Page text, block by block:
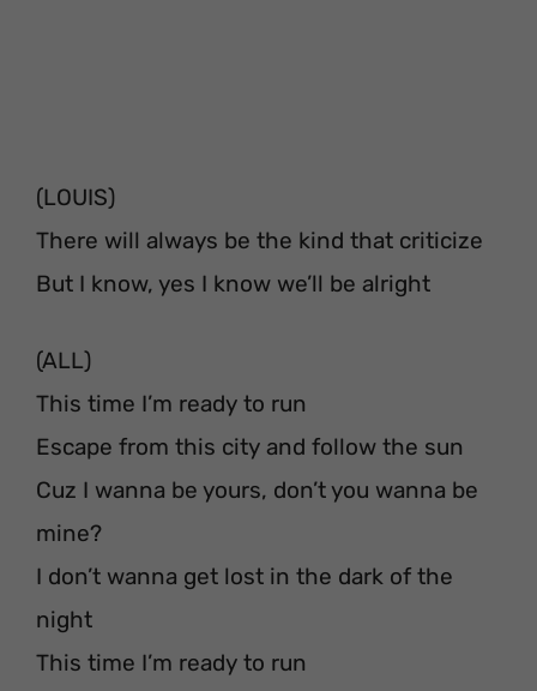
(LOUIS)
There will always be the kind that criticize
But I know, yes I know we’ll be alright
(ALL)
This time I’m ready to run
Escape from this city and follow the sun
Cuz I wanna be yours, don’t you wanna be
mine?
I don’t wanna get lost in the dark of the
night
This time I’m ready to run